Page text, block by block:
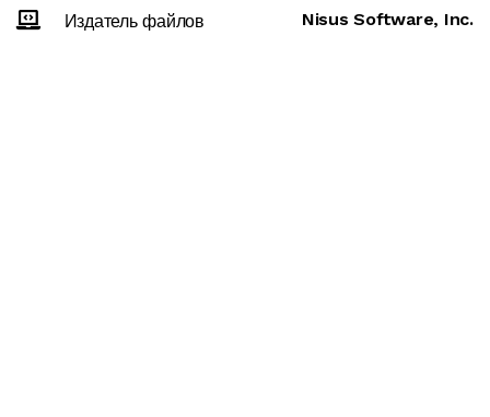
Издатель файлов Nisus Software, Inc.